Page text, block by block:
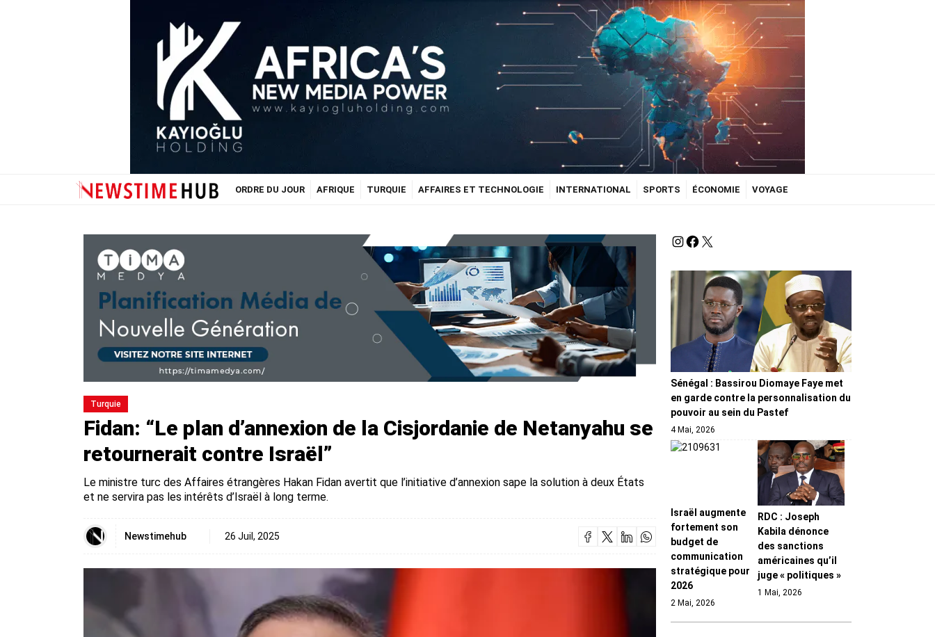
ORDRE DU JOUR AFRIQUE TURQUIE AFFAIRES ET TECHNOLOGIE INTERNATIONAL SPORTS ÉCONOMIE VOYAGE
Turquie
Fidan: “Le plan d’annexion de la Cisjordanie de Netanyahu se
retournerait contre Israël”
Le ministre turc des Affaires étrangères Hakan Fidan avertit que l’initiative d’annexion sape la solution à deux États
et ne servira pas les intérêts d’Israël à long terme.
Newstimehub 26 Juil, 2025
Sénégal : Bassirou Diomaye Faye met
en garde contre la personnalisation du
pouvoir au sein du Pastef
4 Mai, 2026
Israël augmente
fortement son
budget de
communication
stratégique pour
2026
2 Mai, 2026
RDC : Joseph
Kabila dénonce
des sanctions
américaines qu’il
juge « politiques »
1 Mai, 2026